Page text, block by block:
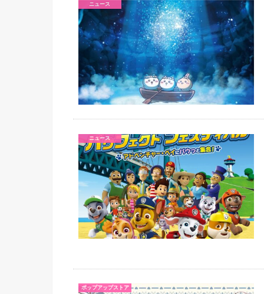
ニュース
ニュース
ポップアップストア